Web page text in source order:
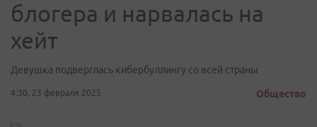
блогера и нарвалась на
хейт
Девушка подверглась кибербуллингу со всей страны
4:30, 23 февраля 2025 Общество